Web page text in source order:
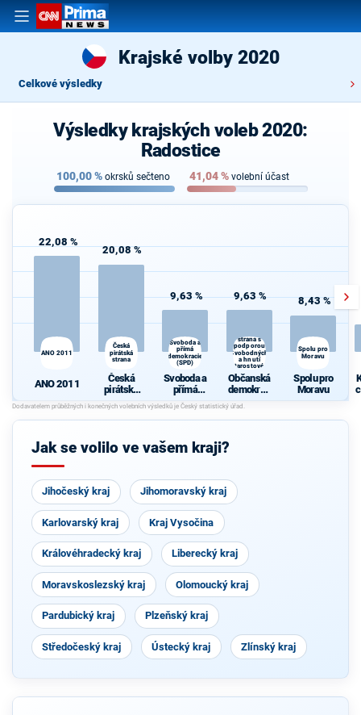
Krajské volby 2020
Celkové výsledky
Výsledky krajských voleb 2020:
Radostice
100,00% okrsků sečteno 41,04% volební účast
22,08 %
ANO 2011
ANO 2011
20,08 %
Česká
pirátská
strana
Česká
pirátská
strana
9,63 %
Svoboda a
přímá
demokracie
(SPD)
Svoboda a
přímá
demokraci
e (SPD)
9,63 %
strana s
podporou
Svobodných
a hnutí
Starostové a
osobnosti
pro Moravu
Občanská
demokrati
cká strana
s podporou
Svobodný
Starostové
Moravu
8,43 %
Spolu pro
Moravu
Spolu pro
Moravu
Jak se volilo ve vašem kraji?
Jihočeský kraj Jihomoravský kraj
Karlovarský kraj Kraj Vysočina
Královéhradecký kraj Liberecký kraj
Moravskoslezský kraj Olomoucký kraj
Pardubický kraj Plzeňský kraj
Středočeský kraj Ústecký kraj Zlínský kraj